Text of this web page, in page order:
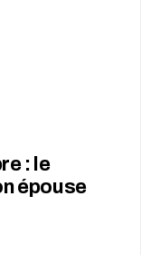
: le
épouse